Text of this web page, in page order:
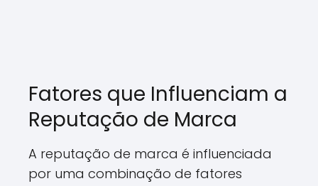
Fatores que Influenciam a
Reputação de Marca
A reputação de marca é influenciada
por uma combinação de fatores